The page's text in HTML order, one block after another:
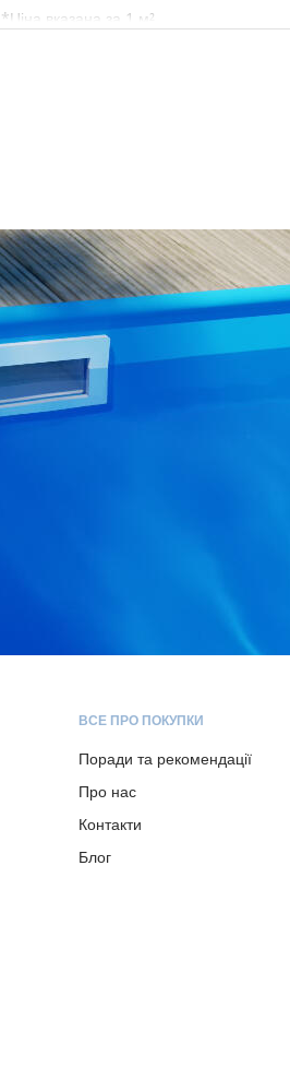
*Ціна вказана за 1 м²
ВСЕ ПРО ПОКУПКИ
Поради та рекомендації
Про нас
Контакти
Блог